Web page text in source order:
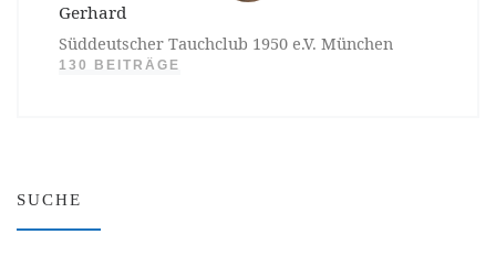
Gerhard
Süddeutscher Tauchclub 1950 e.V. München
130 BEITRÄGE
SUCHE